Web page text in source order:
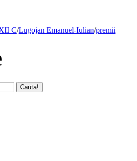
C/Lugojan Emanuel-Iulian/premii